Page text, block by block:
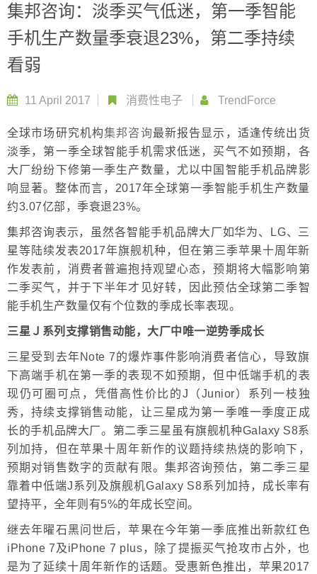
集邦咨询：淡季买气低迷，第一季智能
手机生产数量季衰退23%，第二季持续
看弱
11 April 2017 消费性电子 TrendForce
全球市场研究机构集邦咨询最新报告显示，适逢传统出货
淡季，第一季全球智能手机需求低迷，买气不如预期，各
大厂纷纷下修第一季生产数量，尤以中国智能手机品牌影
响显著。整体而言，2017年全球第一季智能手机生产数量
约3.07亿部，季衰退23%。
集邦咨询表示，虽然各智能手机品牌大厂如华为、LG、三
星等陆续发表2017年旗舰机种，但在第三季苹果十周年新
作发表前，消费者普遍抱持观望心态，预期将大幅影响第
二季买气，并于下半年才见好转，因此预估全球第二季智
能手机生产数量仅有个位数的季成长率表现。
三星Ｊ系列 支撑销售动能，大厂中唯一逆势季成长
三星受到去年Note 7的爆炸事件影响消费者信心，导致旗
下高端手机在第一季的表现不如预期，但中低端手机的表
现仍可圈可点，凭借高性价比的J（Junior）系列一枝独
秀，持续支撑销售动能，让三星成为第一季唯一季度正成
长的手机品牌大厂。第二季三星虽有旗舰机种Galaxy S8系
列加持，但在苹果十周年新作的议题持续热烧的影响下，
预期对销售数字的贡献有限。集邦咨询预估，第二季三星
靠着中低端J系列及旗舰机Galaxy S8系列加持，成长率有
望持平，全年则有5%的年成长空间。
继去年曜石黑问世后，苹果在今年第一季底推出新款红色
iPhone 7及iPhone 7 plus，除了提振买气抢攻市占外，也
是为了延续十周年新作的话题。受惠新色推出，苹果2017